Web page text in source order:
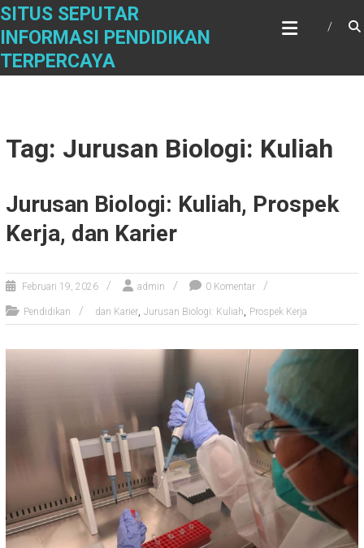
Skip
content
SITUS SEPUTAR
INFORMASI PENDIDIKAN
TERPERCAYA
Tag: Jurusan Biologi: Kuliah
Jurusan Biologi: Kuliah, Prospek
Kerja, dan Karier
Februari 19, 2026 admin 0 Komentar
Pendidikan dan Karier, Jurusan Biologi: Kuliah, Prospek Kerja